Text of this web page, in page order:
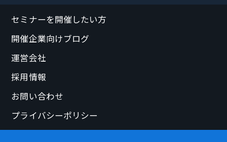
セミナーを開催したい方
開催企業向けブログ
運営会社
採用情報
お問い合わせ
プライバシーポリシー